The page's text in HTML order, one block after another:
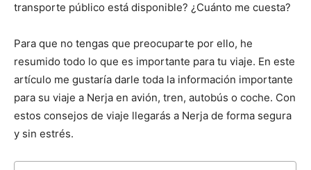
transporte público está disponible? ¿Cuánto me cuesta?
Para que no tengas que preocuparte por ello, he
resumido todo lo que es importante para tu viaje. En este
artículo me gustaría darle toda la información importante
para su viaje a Nerja en avión, tren, autobús o coche. Con
estos consejos de viaje llegarás a Nerja de forma segura
y sin estrés.